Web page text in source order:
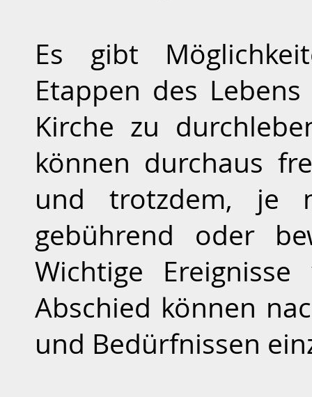
Es gibt
Etappen des
Kirche zu
können durchaus
und trotzdem, je
gebührend oder
Wichtige
Abschied können
und Bedürfnissen